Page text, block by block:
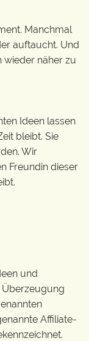
Manchmal
auftaucht. Und
wieder näher zu
Ideen lassen
bleibt. Sie
Wir
Freundin dieser
und
Überzeugung
Affiliate-